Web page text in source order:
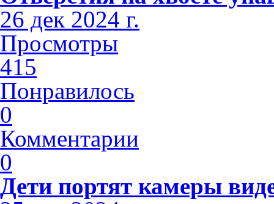
26 дек 2024 г.
Просмотры
415
Понравилось
0
Комментарии
0
Дети портят камеры